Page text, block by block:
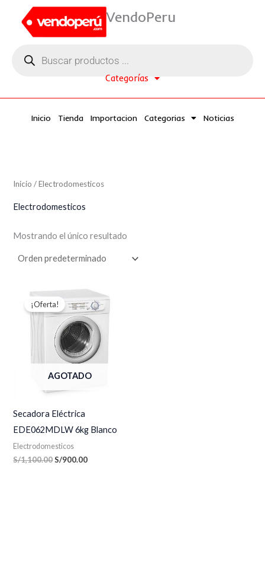
contenido
VendoPeru
productos
Categorías
Inicio Tienda Importacion Categorias Noticias
Inicio / Electrodomesticos
Electrodomesticos
Mostrando el único resultado
AGOTADO
¡Oferta!
Secadora Eléctrica
EDE062MDLW 6kg Blanco
Electrodomesticos
S/1,100.00
El
precio
original
era:
S/1,100.00.
S/900.00
El
precio
actual
es:
S/900.00.